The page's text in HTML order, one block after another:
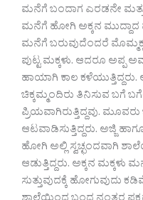
ಮನೆಗೆ ಬಂದಾಗ ಎರಡನೇ
ಮನೆಗೆ ಹೋಗಿ ಅಕ್ಕನ ಮುದ್ದಾದ
ಮನೆಗೆ ಬರುವುದೆಂದರೆ
ಪುಟ್ಟ ಮಕ್ಕಳು. ಆದರೂ ಅಪ್ಪ
ಹಾಯಾಗಿ ಕಾಲ
ಚಿಕ್ಕಮ್ಮಂದಿರು ತಿನಿಸುವ ಬಗೆ
ಪ್ರಿಯವಾಗಿರುತ್ತಿದ್ದವು.
ಆಟವಾಡಿಸುತ್ತಿದ್ದರು. ಅಜ್ಜಿ
ಹೋಗಿ ಅಲ್ಲಿ ಸ್ವಚ್ಛಂದವಾಗಿ
ಆಡುತ್ತಿದ್ದರು. ಅಕ್ಕನ
ಸುತ್ತುವುದಕ್ಕೆ ಹೋಗುವುದು